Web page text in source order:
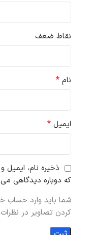
نقاط ضعف
نام *
ایمیل *
ذخیره نام، ایمیل
که دوباره دیدگاهی
شما باید وارد حساب
کردن تصاویر در